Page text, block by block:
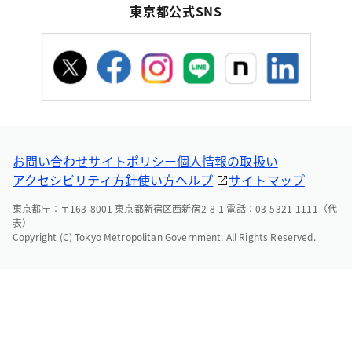
東京都公式SNS
お問い合わせサイトポリシー個人情報の取扱い
アクセシビリティ方針使い方ヘルプ サイトマップ
東京都庁：〒163-8001 東京都新宿区西新宿2-8-1 電話：03-5321-1111（代
表）
Copyright (C) Tokyo Metropolitan Government. All Rights Reserved.